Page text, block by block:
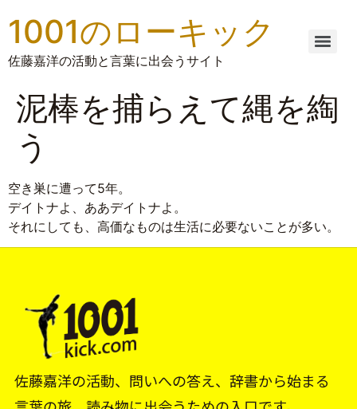
1001のローキック
佐藤嘉洋の活動と言葉に出会うサイト
泥棒を捕らえて縄を綯
う
空き巣に遭って5年。
デイトナよ、ああデイトナよ。
それにしても、高価なものは生活に必要ないことが多い。
佐藤嘉洋の活動、問いへの答え、辞書から始まる